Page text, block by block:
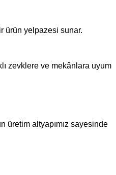
ürün yelpazesi sunar.
zevklere ve mekânlara uyum
üretim altyapımız sayesinde